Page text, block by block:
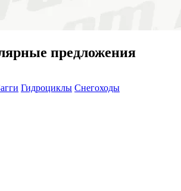
предложения
Гидроциклы Снегоходы